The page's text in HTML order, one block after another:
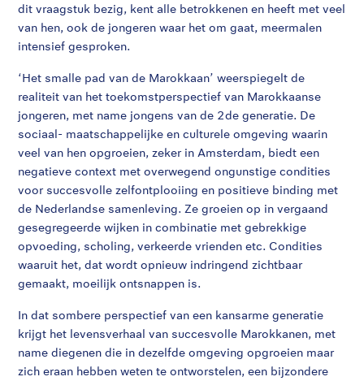
dit vraagstuk bezig, kent alle betrokkenen en heeft met veel
van hen, ook de jongeren waar het om gaat, meermalen
intensief gesproken.
‘Het smalle pad van de Marokkaan’ weerspiegelt de
realiteit van het toekomstperspectief van Marokkaanse
jongeren, met name jongens van de 2de generatie. De
sociaal- maatschappelijke en culturele omgeving waarin
veel van hen opgroeien, zeker in Amsterdam, biedt een
negatieve context met overwegend ongunstige condities
voor succesvolle zelfontplooiing en positieve binding met
de Nederlandse samenleving. Ze groeien op in vergaand
gesegregeerde wijken in combinatie met gebrekkige
opvoeding, scholing, verkeerde vrienden etc. Condities
waaruit het, dat wordt opnieuw indringend zichtbaar
gemaakt, moeilijk ontsnappen is.
In dat sombere perspectief van een kansarme generatie
krijgt het levensverhaal van succesvolle Marokkanen, met
name diegenen die in dezelfde omgeving opgroeien maar
zich eraan hebben weten te ontworstelen, een bijzondere